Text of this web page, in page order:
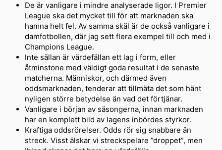
De är vanligare i mindre analyserade ligor. I Premier
League ska det mycket till för att marknaden ska
hamna helt fel. Av samma skäl är de också vanligare i
damfotbollen, där jag sett flera exempel till och med i
Champions League.
Inte sällan är värdefällan ett lag i form, eller
åtminstone med väldigt goda resultat i de senaste
matcherna. Människor, och därmed även
oddsmarknaden, tenderar att tillmäta det som hänt
nyligen större betydelse än vad det förtjänar.
Vanligare i början av säsongerna, innan marknaden
har en komplett bild av lagens inbördes styrkor.
Kraftiga oddsrörelser. Odds rör sig snabbare än
streck. Visst älskar vi streckspelare ”droppet”, men